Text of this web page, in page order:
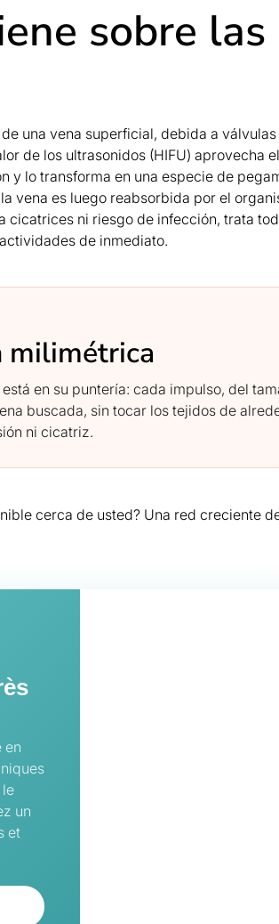
sobre las
una vena superficial, debida a
de los ultrasonidos (HIFU) aprovecha
y lo transforma en una especie de
vena es luego reabsorbida por el
cicatrices ni riesgo de infección, trata
de inmediato.
milimétrica
en su puntería: cada impulso, del
buscada, sin tocar los tejidos de
ni cicatriz.
cerca de usted? Una red creciente
en
un
et